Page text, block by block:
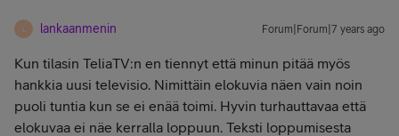
lankaanmenin Forum|Forum|7 years ago
Kun tilasin TeliaTV:n en tiennyt että minun pitää myös
hankkia uusi televisio. Nimittäin elokuvia näen vain noin
puoli tuntia kun se ei enää toimi. Hyvin turhauttavaa että
elokuvaa ei näe kerralla loppuun. Teksti loppumisesta